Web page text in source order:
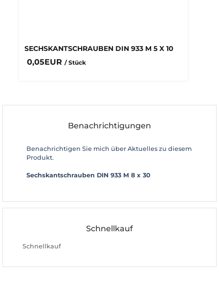
SECHSKANTSCHRAUBEN DIN 933 M 5 X 10
0,05EUR / Stück
Benachrichtigungen
Benachrichtigen Sie mich über Aktuelles zu diesem
Produkt.
Sechskantschrauben DIN 933 M 8 x 30
Schnellkauf
Schnellkauf